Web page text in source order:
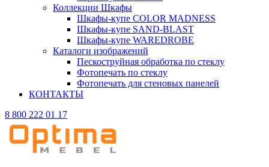
Коллекции Шкафы
Шкафы-купе COLOR MADNESS
Шкафы-купе SAND-BLAST
Шкафы-купе WAREDROBE
Каталоги изображений
Пескоструйная обработка по стеклу
Фотопечать по стеклу
Фотопечать для стеновых панелей
КОНТАКТЫ
8 800 222 01 17